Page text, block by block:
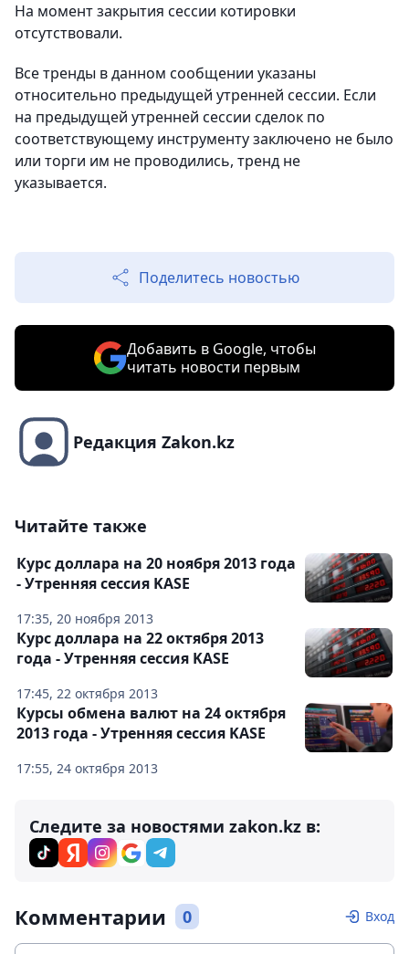
На момент закрытия сессии котировки
отсутствовали.
Все тренды в данном сообщении указаны
относительно предыдущей утренней сессии. Если
на предыдущей утренней сессии сделок по
соответствующему инструменту заключено не было
или торги им не проводились, тренд не
указывается.
Поделитесь новостью
Добавить в Google, чтобы
читать новости первым
Редакция Zakon.kz
Читайте также
17:35, 20 ноября 2013
Курс доллара на 20 ноября 2013 года
- Утренняя сессия KASE
17:45, 22 октября 2013
Курс доллара на 22 октября 2013
года - Утренняя сессия KASE
17:55, 24 октября 2013
Курсы обмена валют на 24 октября
2013 года - Утренняя сессия KASE
Следите за новостями zakon.kz в:
Комментарии 0 Вход